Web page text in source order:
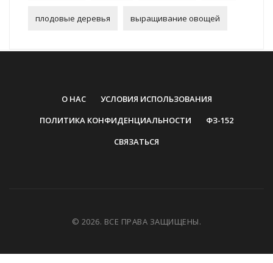
плодовые деревья выращивание овощей
О НАС
УСЛОВИЯ ИСПОЛЬЗОВАНИЯ
ПОЛИТИКА КОНФИДЕНЦИАЛЬНОСТИ
ФЗ-152
СВЯЗАТЬСЯ
© 2026. ВСЕ ПРАВА ЗАЩИЩЕНЫ.